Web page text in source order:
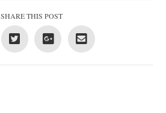
SHARE THIS POST